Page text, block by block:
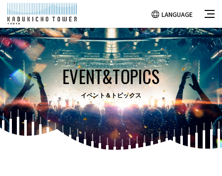
LANGUAGE
EVENT&TOPICS
イベント＆トピックス